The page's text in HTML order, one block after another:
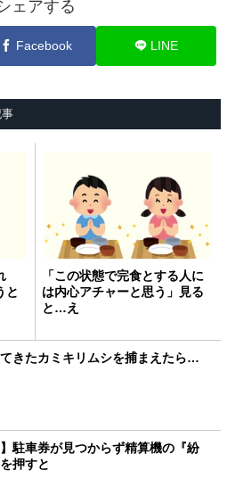
ェアする
Facebook LINE
と
「この状態で完食とする人に
は内心アチャーと思う」見る
と…え
きたカミキリムシを捕まえたら…
】駐車券が見つからず精算機の『紛
押すと